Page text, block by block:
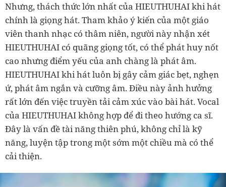
Nhưng, thách thức lớn nhất của HIEUTHUHAI khi hát
chính là giọng hát. Tham khảo ý kiến của một giáo
viên thanh nhạc có thâm niên, người này nhận xét
HIEUTHUHAI có quãng giọng tốt, có thể phát huy nốt
cao nhưng điểm yếu của anh chàng là phát âm.
HIEUTHUHAI khi hát luôn bị gây cảm giác bẹt, nghẹn
ứ, phát âm ngắn và cưỡng âm. Điều này ảnh hưởng
rất lớn đến việc truyền tải cảm xúc vào bài hát. Vocal
của HIEUTHUHAI không hợp để đi theo hướng ca sĩ.
Đây là vấn đề tài năng thiên phú, không chỉ là kỹ
năng, luyện tập trong một sớm một chiều mà có thể
cải thiện.